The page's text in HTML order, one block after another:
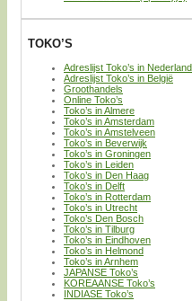
TOKO’S
Adreslijst Toko’s in Nederland
Adreslijst Toko’s in België
Groothandels
Online Toko’s
Toko’s in Almere
Toko’s in Amsterdam
Toko’s in Amstelveen
Toko’s in Beverwijk
Toko’s in Groningen
Toko’s in Leiden
Toko’s in Den Haag
Toko’s in Delft
Toko’s in Rotterdam
Toko’s in Utrecht
Toko’s Den Bosch
Toko’s in Tilburg
Toko’s in Eindhoven
Toko’s in Helmond
Toko’s in Arnhem
JAPANSE Toko’s
KOREAANSE Toko’s
INDIASE Toko’s